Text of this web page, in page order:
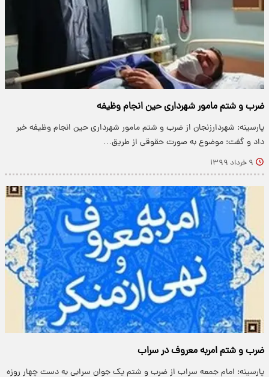
ضرب و شتم مامور شهرداری حین انجام وظیفه
پارسینه: شهردارزنجان از ضرب و شتم مامور شهرداری حین انجام وظیفه خبر
داد و گفت: موضوع به صورت حقوقی از طریق…
۹ خرداد ۱۳۹۹
ضرب و شتم امربه معروف در سراب
پارسینه: امام جمعه سراب از ضرب و شتم یک جوان سرابی به دست چهار روزه